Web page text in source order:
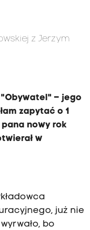
z Jerzym
– jego
zapytać o 1
pana nowy rok
w
już nie
bo